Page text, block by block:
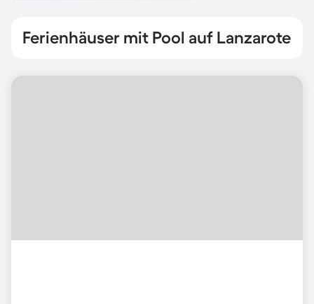
Ferienhäuser mit Pool auf Lanzarote